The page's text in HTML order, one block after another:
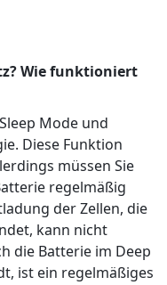
Wie funktioniert
Mode und
Diese Funktion
müssen Sie
regelmäßig
der Zellen, die
kann nicht
die Batterie im Deep
ist ein regelmäßiges